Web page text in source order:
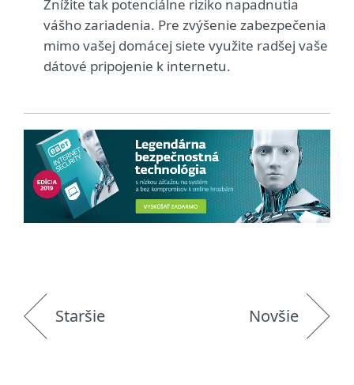
Znížite tak potenciálne riziko napadnutia
vášho zariadenia. Pre zvýšenie zabezpečenia
mimo vašej domácej siete využite radšej vaše
dátové pripojenie k internetu.
Staršie Novšie